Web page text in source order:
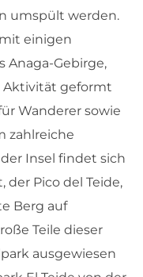
umspült werden.
einigen
Anaga-Gebirge,
Aktivität geformt
Wanderer sowie
zahlreiche
Insel findet sich
Pico del Teide,
Berg auf
Teile dieser
ausgewiesen